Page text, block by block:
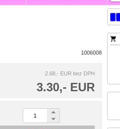
1006008
2.68,- EUR bez DPH
3.30,- EUR